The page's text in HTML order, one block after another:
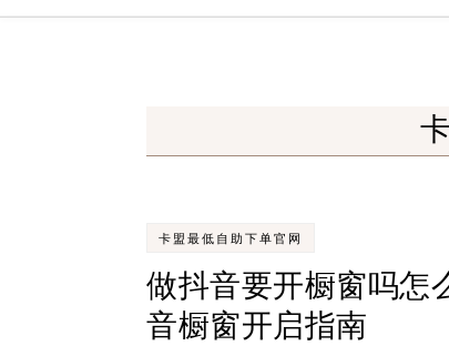
卡盟最低自助下单官网
做抖音要开橱窗吗怎
音橱窗开启指南